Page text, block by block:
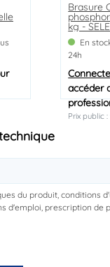
Brasure
kg -
En
24h
accéder
Prix public
du produit, conditions
d'emploi, prescription de